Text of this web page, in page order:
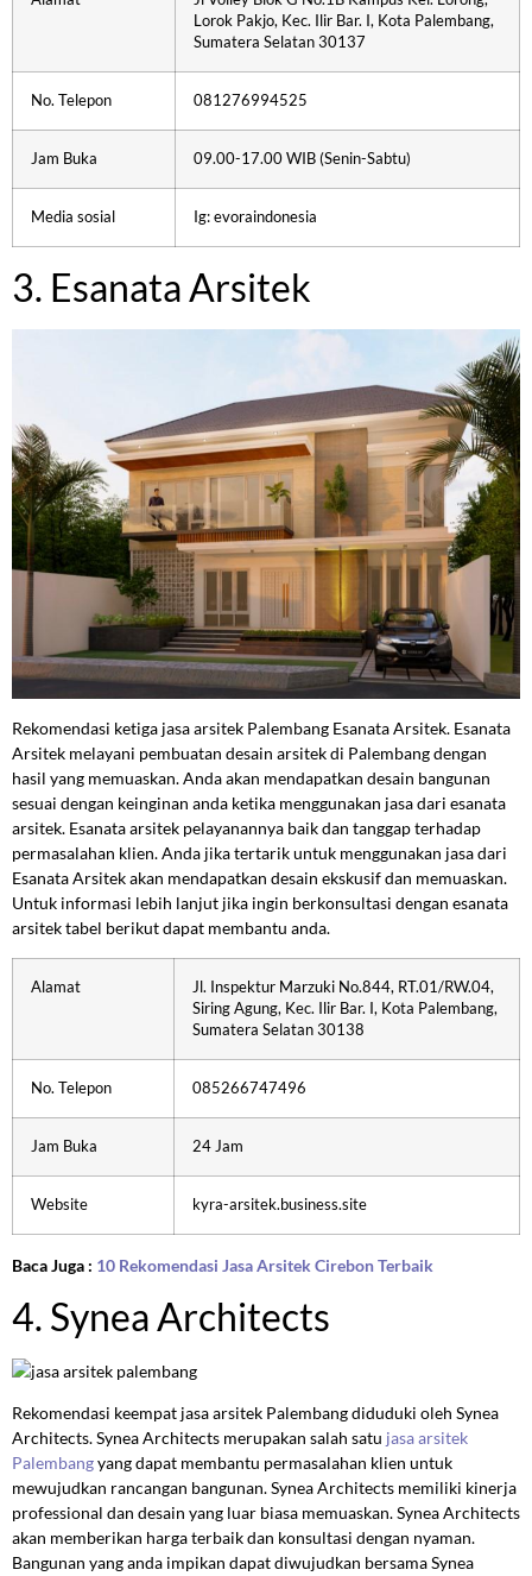
Lorok Pakjo, Kec. Ilir Bar. I, Kota Palembang,
Sumatera Selatan 30137
No. Telepon 081276994525
Jam Buka 09.00-17.00 WIB (Senin-Sabtu)
Media sosial Ig: evoraindonesia
3. Esanata Arsitek
Rekomendasi ketiga jasa arsitek Palembang Esanata Arsitek. Esanata
Arsitek melayani pembuatan desain arsitek di Palembang dengan
hasil yang memuaskan. Anda akan mendapatkan desain bangunan
sesuai dengan keinginan anda ketika menggunakan jasa dari esanata
arsitek. Esanata arsitek pelayanannya baik dan tanggap terhadap
permasalahan klien. Anda jika tertarik untuk menggunakan jasa dari
Esanata Arsitek akan mendapatkan desain ekskusif dan memuaskan.
Untuk informasi lebih lanjut jika ingin berkonsultasi dengan esanata
arsitek tabel berikut dapat membantu anda.
Alamat
Jl. Inspektur Marzuki No.844, RT.01/RW.04,
Siring Agung, Kec. Ilir Bar. I, Kota Palembang,
Sumatera Selatan 30138
No. Telepon 085266747496
Jam Buka 24 Jam
Website kyra-arsitek.business.site
Baca Juga : 10 Rekomendasi Jasa Arsitek Cirebon Terbaik
4. Synea Architects
Rekomendasi keempat jasa arsitek Palembang diduduki oleh Synea
Architects. Synea Architects merupakan salah satu jasa arsitek
Palembangyang dapat membantu permasalahan klien untuk
mewujudkan rancangan bangunan. Synea Architects memiliki kinerja
professional dan desain yang luar biasa memuaskan. Synea Architects
akan memberikan harga terbaik dan konsultasi dengan nyaman.
Bangunan yang anda impikan dapat diwujudkan bersama Synea